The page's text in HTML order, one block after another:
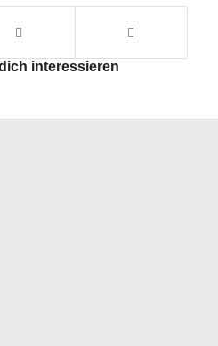
interessieren